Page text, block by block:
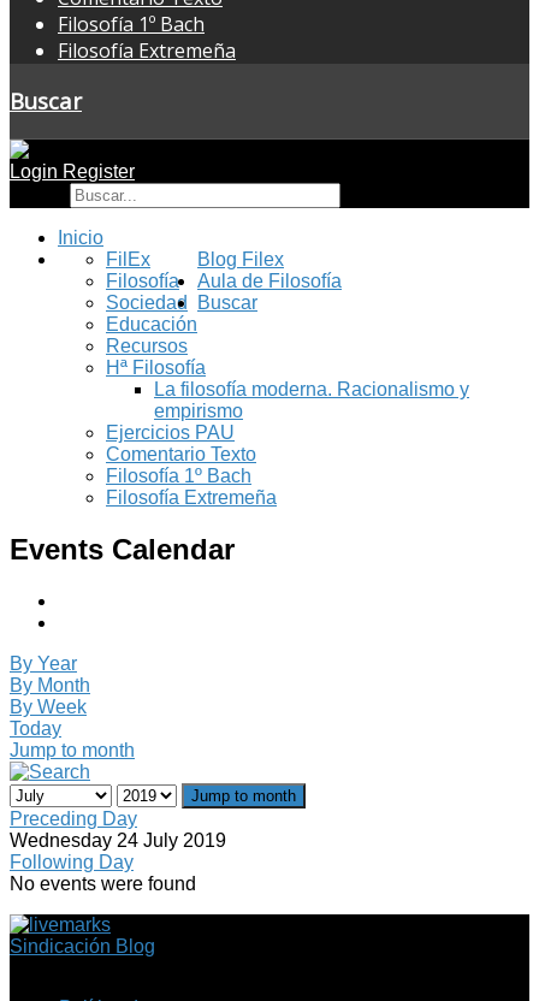
Filosofía 1º Bach
Filosofía Extremeña
Buscar
Login Register
Inicio
Blog Filex
FilEx
Filosofía
Sociedad
Educación
Recursos
Aula de Filosofía
Hª Filosofía
La filosofía moderna. Racionalismo y
empirismo
Ejercicios PAU
Comentario Texto
Filosofía 1º Bach
Filosofía Extremeña
Buscar
Events Calendar
By Year
By Month
By Week
Today
Jump to month
Jump to month
Preceding Day
Wednesday 24 July 2019
Following Day
No events were found
Sindicación Blog